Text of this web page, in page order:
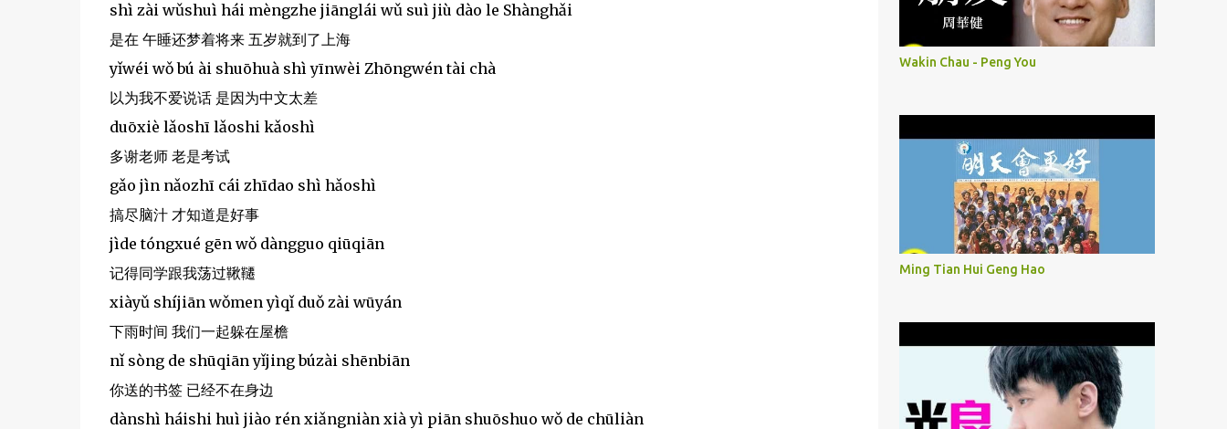
shì zài wǔshuì hái mèngzhe jiānglái wǔ suì jiù dào le Shànghǎi
是在 午睡还梦着将来 五岁就到了上海
yǐwéi wǒ bú ài shuōhuà shì yīnwèi Zhōngwén tài chà
以为我不爱说话 是因为中文太差
duōxiè lǎoshī lǎoshi kǎoshì
多谢老师 老是考试
gǎo jìn nǎozhī cái zhīdao shì hǎoshì
搞尽脑汁 才知道是好事
jìde tóngxué gēn wǒ dàngguo qiūqiān
记得同学跟我荡过鞦韆
xiàyǔ shíjiān wǒmen yìqǐ duǒ zài wūyán
下雨时间 我们一起躲在屋檐
nǐ sòng de shūqiān yǐjing búzài shēnbiān
你送的书签 已经不在身边
dànshì háishi huì jiào rén xiǎngniàn xià yì piān shuōshuo wǒ de chūliàn
Wakin Chau - Peng You
Ming Tian Hui Geng Hao